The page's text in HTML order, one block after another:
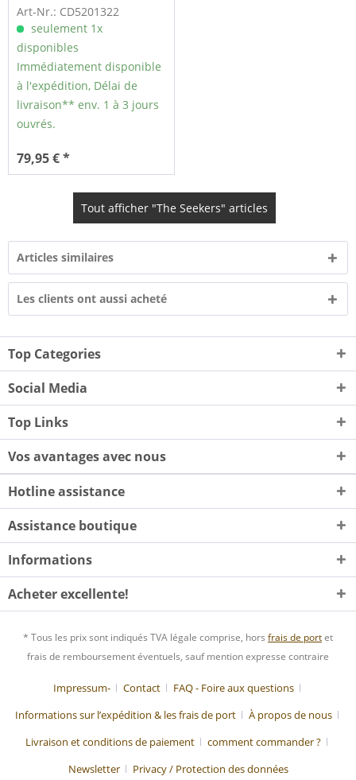
Art-Nr.: CD5201322
seulement 1x
disponibles
Immédiatement disponible
à l'expédition, Délai de
livraison** env. 1 à 3 jours
ouvrés.
79,95 € *
Tout afficher "The Seekers" articles
Articles similaires
Les clients ont aussi acheté
Top Categories
Social Media
Top Links
Vos avantages avec nous
Hotline assistance
Assistance boutique
Informations
Acheter excellente!
* Tous les prix sont indiqués TVA légale comprise, hors frais de portet
frais de remboursement éventuels, sauf mention expresse contraire
Impressum- Contact
FAQ - Foire aux questions
Informations sur l’expédition & les frais de port
À propos de nous
Livraison et conditions de paiement
comment commander ?
Newsletter
Privacy / Protection des données